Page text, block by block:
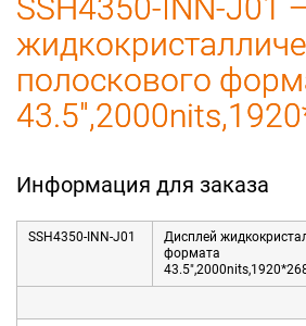
SSH4350-INN-J01
полоскового
Информация для заказа
SSH4350-INN-J01
Дисплей
формата